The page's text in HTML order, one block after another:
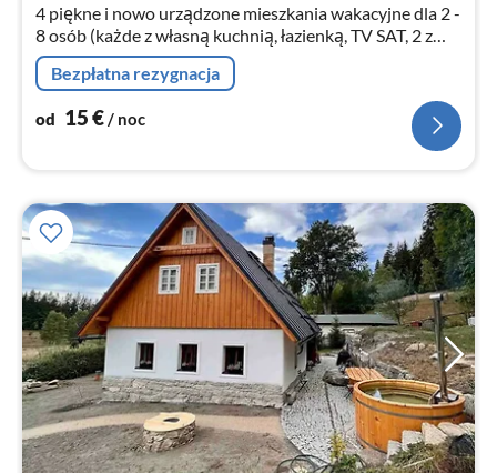
4 piękne i nowo urządzone mieszkania wakacyjne dla 2 -
8 osób (każde z własną kuchnią, łazienką, TV SAT, 2 z
nich także z oddzielnymi sypialniami). WLAN. Ogród,
grill.Bezpłatna rezygnacja
od 15€/ noc